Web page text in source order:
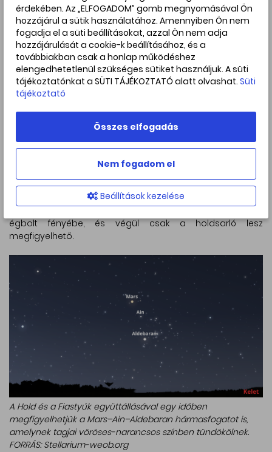
Holdunk legnagyobb kráterei
Azonban nem csak az előbukkanó csillagokat érdemes
megfigyelnünk csillagászati távcsövünk segítségével,
hanem a Hold legnagyobb krátereit is. A vékony holdsarló
déli pereménél két hatalmas, ősi kráter várja az észlelőket.
A Schickard-krátert kissé elnyúlt alakúnak látjuk a
távcsövünkben, mivel közel található égi kísérőnk
megkapó látvány, azonban a kráterfenék egy része
feltöltődött fekete bazaltlávával. Tőle jobbra lefelé
található a Bailly-kráter, amely a Hold tőlünk látható
oldalának legnagyobb krátere. A majdnem 4 milliárd éves
felszíni képződmény átmérője 303 kilométer, és benne
számos kisebb krátert észlelhetünk. A Hold és a Fiastyúk
együttállását 3:30 percig lehet jól észlelni, sajnos utána a
hajnali pirkadatban a nyílthalmaz csillagai belevesznek az
égbolt fényébe, és végül csak a holdsarló lesz
megfigyelhető.
A Hold és a Fiastyúk együttállásával egy időben
megfigyelhetjük a Mars–Ain–Aldebaran hármasfogatot is,
amelynek tagjai vöröses-narancsos színben tündökölnek.
FORRÁS: Stellarium-weob.org
érdekében. Az „ELFOGADOM” gomb megnyomásával Ön
hozzájárul a sütik használatához. Amennyiben Ön nem
fogadja el a süti beállításokat, azzal Ön nem adja
hozzájárulását a cookie-k beállításához, és a
továbbiakban csak a honlap működéshez
elengedhetetlenül szükséges sütiket használjuk. A süti
tájékoztatónkat a SÜTI TÁJÉKOZTATÓ alatt olvashat. Süti
tájékoztató
Összes elfogadás
Nem fogadom el
Beállítások kezelése